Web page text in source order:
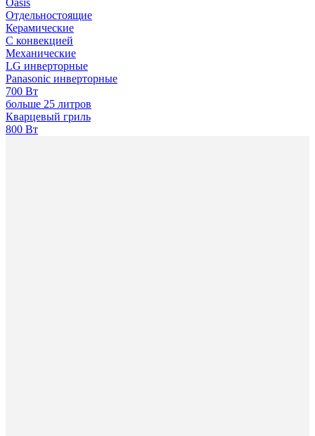
Отдельностоящие
Керамические
С конвекцией
Механические
LG инверторные
Panasonic инверторные
700 Вт
больше 25 литров
Кварцевый гриль
800 Вт